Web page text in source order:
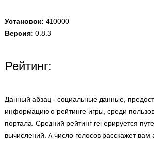
Установок: 410000
Версия: 0.8.3
Рейтинг:
Данный абзац - социальные данные,
информацию о рейтинге игры, среди
портала. Средний рейтинг генерируется
вычислений. А число голосов расскажет вам